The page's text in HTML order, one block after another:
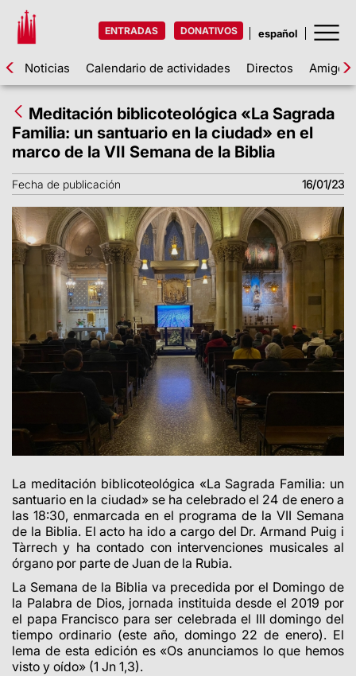
ENTRADAS DONATIVOS
Noticias Calendario de actividades Directos Amigos
Meditación biblicoteológica «La Sagrada
Familia: un santuario en la ciudad» en el
marco de la VII Semana de la Biblia
Fecha de publicación 16/01/23
La meditación biblicoteológica «La Sagrada Familia: un
santuario en la ciudad» se ha celebrado el 24 de enero a
las 18:30, enmarcada en el programa de la VII Semana
de la Biblia. El acto ha ido a cargo del Dr. Armand Puig i
Tàrrech y ha contado con intervenciones musicales al
órgano por parte de Juan de la Rubia.
La Semana de la Biblia va precedida por el Domingo de
la Palabra de Dios, jornada instituida desde el 2019 por
el papa Francisco para ser celebrada el III domingo del
tiempo ordinario (este año, domingo 22 de enero). El
lema de esta edición es «Os anunciamos lo que hemos
visto y oído» (1 Jn 1,3).